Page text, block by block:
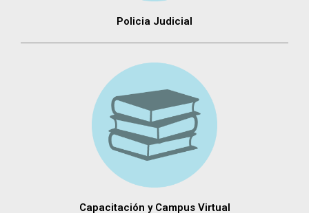
Policia Judicial
Capacitación y Campus Virtual